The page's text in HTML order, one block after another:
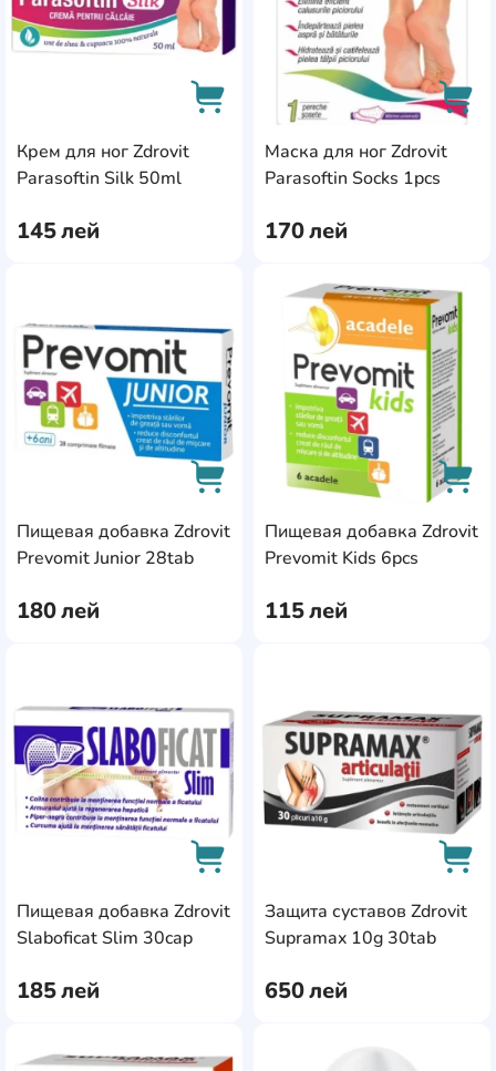
Крем для ног Zdrovit
Parasoftin Silk 50ml
145лей
AddCardToCart
Маска для ног Zdrovit
Parasoftin Socks 1pcs
170лей
Пищевая добавка Zdrovit
Prevomit Junior 28tab
180лей
AddCardToFavourite
AddCardToCart
Пищевая добавка Zdrovit
Prevomit Kids 6pcs
115лей
Пищевая добавка Zdrovit
Slaboficat Slim 30cap
185лей
AddCardToCart
Защита суставов Zdrovit
Supramax 10g 30tab
650лей
AddCardToFavourite